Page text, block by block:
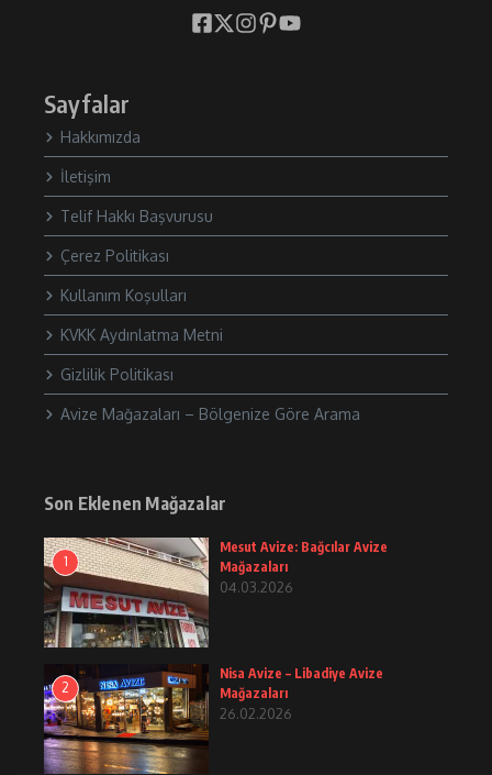
Sayfalar
Hakkımızda
İletişim
Telif Hakkı Başvurusu
Çerez Politikası
Kullanım Koşulları
KVKK Aydınlatma Metni
Gizlilik Politikası
Avize Mağazaları – Bölgenize Göre Arama
Son Eklenen Mağazalar
1
Mesut Avize: Bağcılar Avize
Mağazaları
04.03.2026
2
Nisa Avize – Libadiye Avize
Mağazaları
26.02.2026